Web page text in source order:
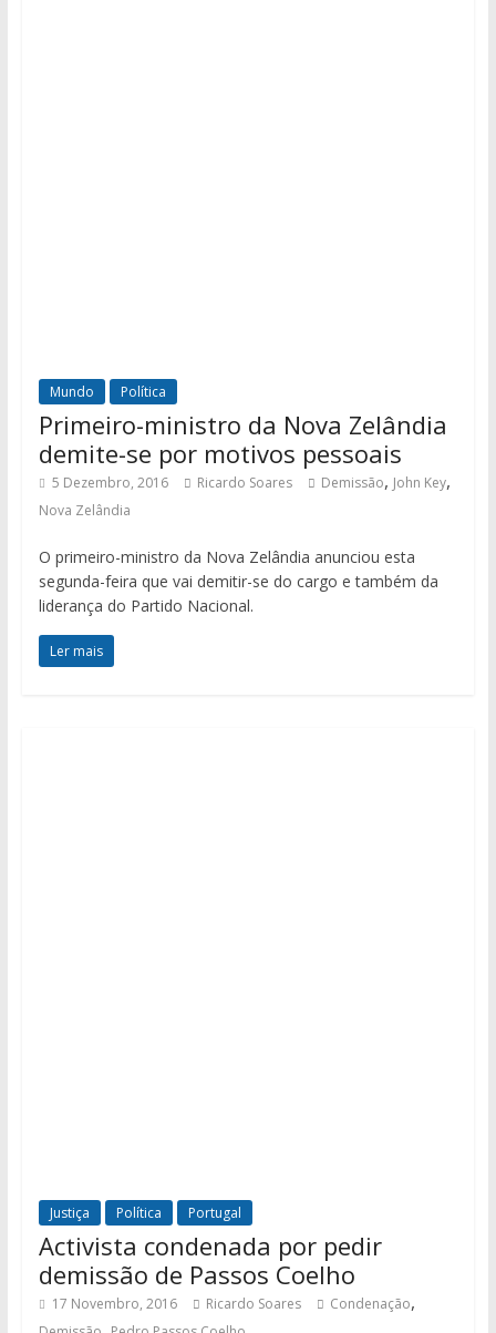
Mundo Política
Primeiro-ministro da Nova Zelândia
demite-se por motivos pessoais
5 Dezembro, 2016 Ricardo Soares Demissão, John Key,
Nova Zelândia
O primeiro-ministro da Nova Zelândia anunciou esta
segunda-feira que vai demitir-se do cargo e também da
liderança do Partido Nacional.
Ler mais
Justiça Política Portugal
Activista condenada por pedir
demissão de Passos Coelho
17 Novembro, 2016 Ricardo Soares Condenação,